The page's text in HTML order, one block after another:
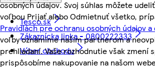
osobných údajov. Svoj súhlas môžete
voľbou Prijať alebo Odmietnuť všetko,
Pravidlách pre ochranu osobných údajov a
voľby oznámime našim partnerom a
prehliadaní. Vaše rozhodnutie však zmení
prispôsobíme nakupovanie na našom
Tesco.sk
Zákaznícka linka - 0800222333
Výber obchodu